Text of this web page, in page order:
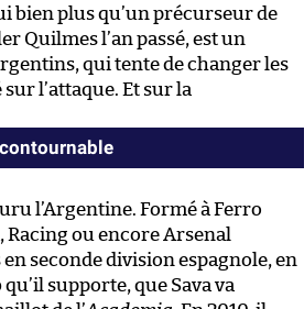
bien plus qu’un précurseur de
Quilmes l’an passé, est un
qui tente de changer les
l’attaque. Et sur la
l’Argentine. Formé à Ferro
Racing ou encore Arsenal
seconde division espagnole, en
supporte, que Sava va